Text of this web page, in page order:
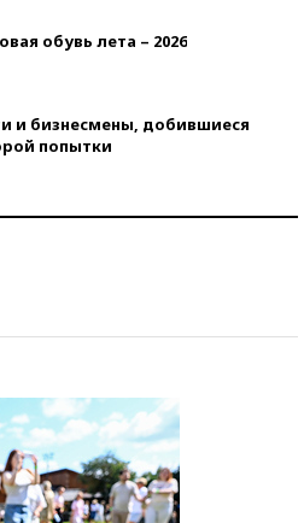
обувь лета – 2026
и бизнесмены, добившиеся
попытки